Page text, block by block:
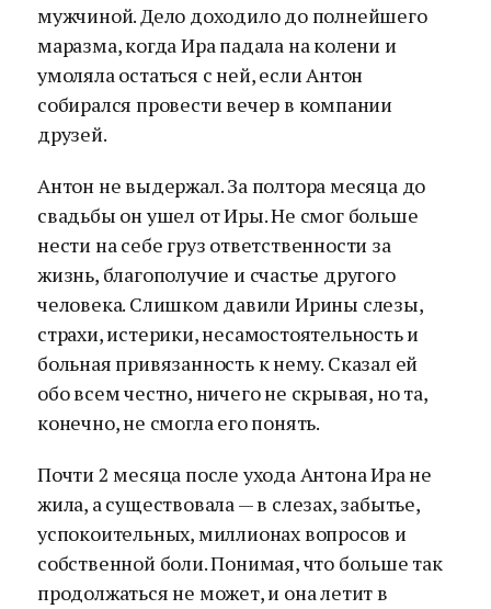
мужчиной. Дело доходило до полнейшего
маразма, когда Ира падала на колени и
умоляла остаться с ней, если Антон
собирался провести вечер в компании
друзей.
Антон не выдержал. За полтора месяца до
свадьбы он ушел от Иры. Не смог больше
нести на себе груз ответственности за
жизнь, благополучие и счастье другого
человека. Слишком давили Ирины слезы,
страхи, истерики, несамостоятельность и
больная привязанность к нему. Сказал ей
обо всем честно, ничего не скрывая, но та,
конечно, не смогла его понять.
Почти 2 месяца после ухода Антона Ира не
жила, а существовала — в слезах, забытье,
успокоительных, миллионах вопросов и
собственной боли. Понимая, что больше так
продолжаться не может, и она летит в